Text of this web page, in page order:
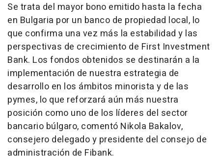
Se trata del mayor bono emitido hasta la fecha
en Bulgaria por un banco de propiedad local, lo
que confirma una vez más la estabilidad y las
perspectivas de crecimiento de First Investment
Bank. Los fondos obtenidos se destinarán a la
implementación de nuestra estrategia de
desarrollo en los ámbitos minorista y de las
pymes, lo que reforzará aún más nuestra
posición como uno de los líderes del sector
bancario búlgaro, comentó Nikola Bakalov,
consejero delegado y presidente del consejo de
administración de Fibank.